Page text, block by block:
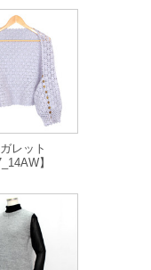
レット
】